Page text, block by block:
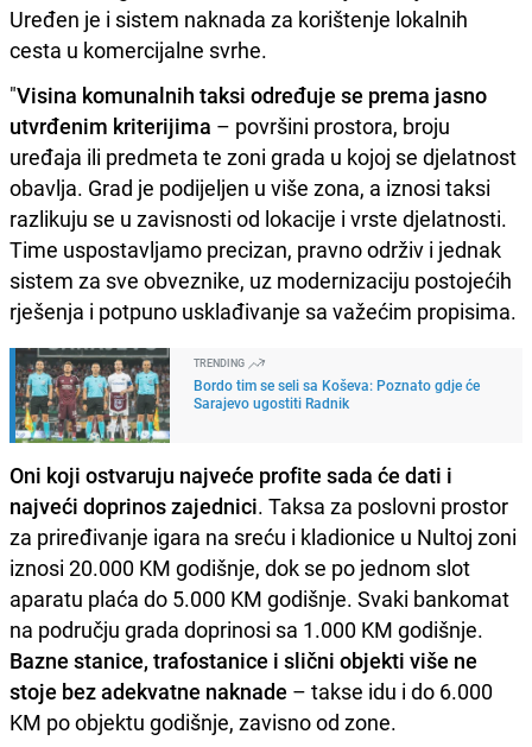
Uređen je i sistem naknada za korištenje lokalnih
cesta u komercijalne svrhe.
"Visina komunalnih taksi određuje se prema jasno
utvrđenim kriterijima – površini prostora, broju
uređaja ili predmeta te zoni grada u kojoj se djelatnost
obavlja. Grad je podijeljen u više zona, a iznosi taksi
razlikuju se u zavisnosti od lokacije i vrste djelatnosti.
Time uspostavljamo precizan, pravno održiv i jednak
sistem za sve obveznike, uz modernizaciju postojećih
rješenja i potpuno usklađivanje sa važećim propisima.
TRENDING
Bordo tim se seli sa Koševa: Poznato gdje će
Sarajevo ugostiti Radnik
Oni koji ostvaruju najveće profite sada će dati i
najveći doprinos zajednici. Taksa za poslovni prostor
za priređivanje igara na sreću i kladionice u Nultoj zoni
iznosi 20.000 KM godišnje, dok se po jednom slot
aparatu plaća do 5.000 KM godišnje. Svaki bankomat
na području grada doprinosi sa 1.000 KM godišnje.
Bazne stanice, trafostanice i slični objekti više ne
stoje bez adekvatne naknade – takse idu i do 6.000
KM po objektu godišnje, zavisno od zone.